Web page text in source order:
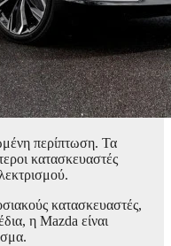
περίπτωση. Τα
κατασκευαστές
κατασκευαστές,
η Mazda είναι